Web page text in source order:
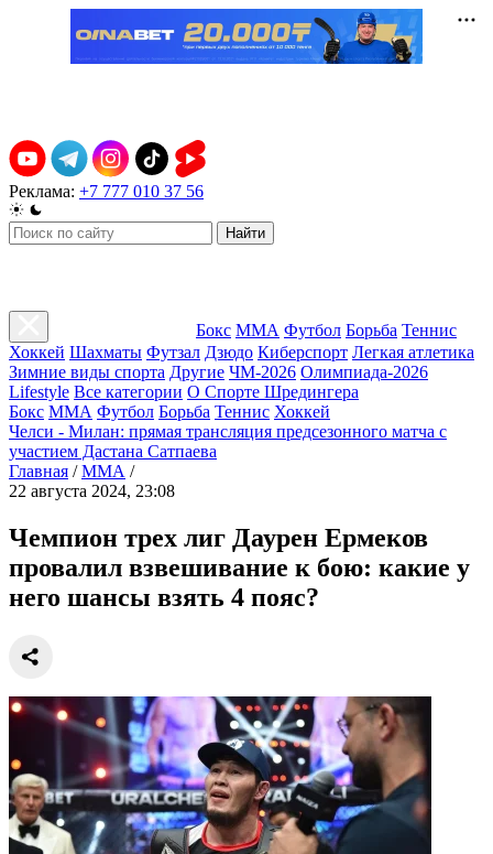
Реклама: +7 777 010 37 56
Найти
Бокс ММА Футбол Борьба Теннис
Хоккей Шахматы Футзал Дзюдо Киберспорт Легкая атлетика
Зимние виды спорта Другие ЧМ-2026 Олимпиада-2026
Lifestyle Все категории О Спорте Шредингера
Бокс ММА Футбол Борьба Теннис Хоккей
Челси - Милан: прямая трансляция предсезонного матча с
участием Дастана Сатпаева
Главная / ММА /
22 августа 2024, 23:08
Чемпион трех лиг Даурен Ермеков
провалил взвешивание к бою: какие у
него шансы взять 4 пояс?